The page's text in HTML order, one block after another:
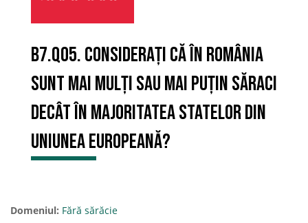
B7.Q05. Considerați că în România
sunt mai mulți sau mai puțin săraci
decât în majoritatea statelor din
Uniunea Europeană?
Domeniul: Fără sărăcie